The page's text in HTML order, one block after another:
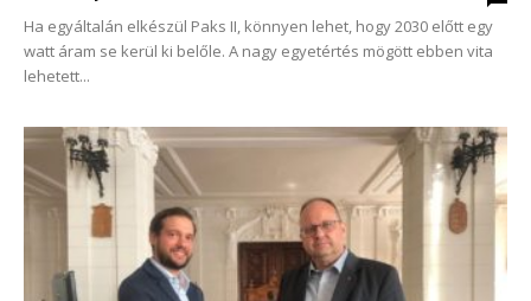
Ha egyáltalán elkészül Paks II, könnyen lehet, hogy 2030 előtt egy
watt áram se kerül ki belőle. A nagy egyetértés mögött ebben vita
lehetett...